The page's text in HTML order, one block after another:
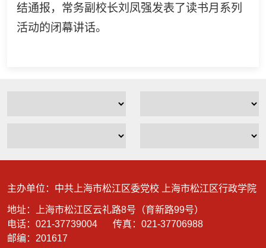
结通报，常务副校长刘凤强发表了读书月系列
活动的闭幕讲话。
主办单位：中共上海市松江区委党校 上海市松江区行政学院
地址：上海市松江区云礼路8号（育新路99号）
电话：021-37739004
传真：021-37706988
邮编：201617